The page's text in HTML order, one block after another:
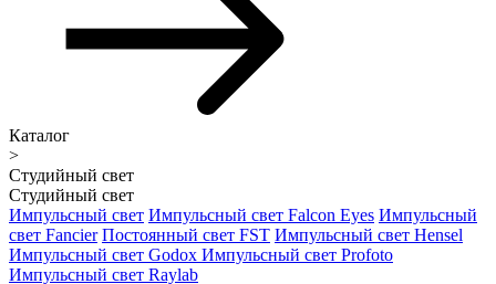
Каталог
>
Студийный свет
Студийный свет
Импульсный свет Импульсный свет Falcon Eyes Импульсный
свет Fancier Постоянный свет FST Импульсный свет Hensel
Импульсный свет Godox Импульсный свет Profoto
Импульсный свет Raylab